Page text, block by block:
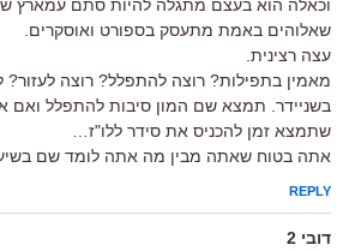
וכאלה הוא בעצם מתגלה להיות סתם עמארץ
שאלוהים באמת מתעסק בספורט ואוסקרים.
עצה רצינית.
מאמין בתפילות? רוצה להתפלל? רוצה
בשניידר. תמצא שם המון סיבות להתפלל ואם
שתמצא זמן להכניס את סידר ללו"ז…
אתה בטוח שאתה מבין מה אתה לומד שם
REPLY
דובי 2